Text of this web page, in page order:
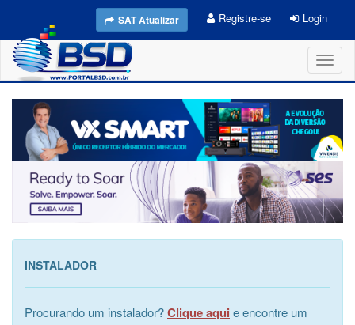
SAT Atualizar Registre-se Login
INSTALADOR
Procurando um instalador?Clique aqui e encontre um